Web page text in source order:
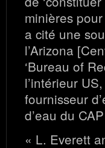
minières
a cité une
l’Arizona
‘Bureau of
l’intérieur
fournisseur
d’eau du
« L. Everett